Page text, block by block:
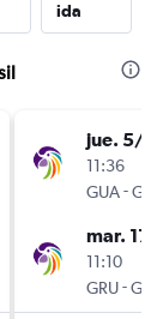
ida
jue. 5/11
11:36
GUA-GRU
mar. 17/
11:10
GRU-GUA